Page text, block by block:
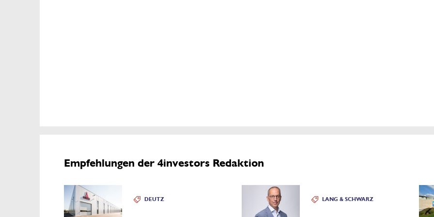
Empfehlungen der 4investors Redaktion
DEUTZ LANG & SCHWARZ